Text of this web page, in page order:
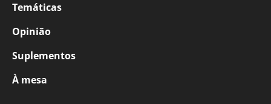
Temáticas
Opinião
Suplementos
À mesa